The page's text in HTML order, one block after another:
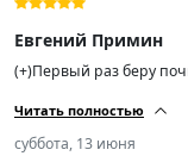
Евгений Примин
(+)Первый раз беру
остальном всё хорошо,
могу найти.
Читать полностью
суббота, 13 июня